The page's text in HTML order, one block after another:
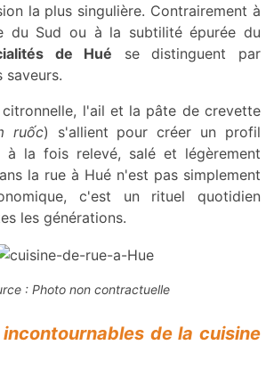
la plus singulière. Contrairement à
du Sud ou à la subtilité épurée du
de Hué se distinguent par
saveurs.
l'ail et la pâte de crevette
ruốc) s'allient pour créer un profil
à la fois relevé, salé et légèrement
la rue à Hué n'est pas simplement
c'est un rituel quotidien
les générations.
: Photo non contractuelle
de la cuisine